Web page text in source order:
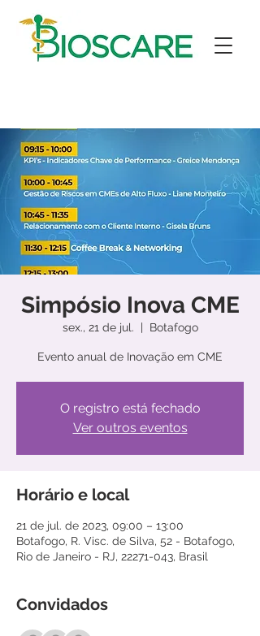
Simpósio Inova CME
sex., 21 de jul.
  |
Botafogo
Evento anual de Inovação em CME
O registro está fechado
Ver outros eventos
Horário e local
21 de jul. de 2023, 09:00 – 13:00
Botafogo, R. Visc. de Silva, 52 - Botafogo,
Rio de Janeiro - RJ, 22271-043, Brasil
Convidados